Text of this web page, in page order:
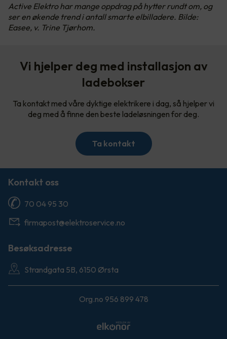
Active Elektro har mange oppdrag på hytter rundt om, og
ser en økende trend i antall smarte elbilladere. Bilde:
Easee, v. Trine Tjørhom.
Vi hjelper deg med installasjon av
ladebokser
Ta kontakt med våre dyktige elektrikere i dag, så hjelper vi
deg med å finne den beste ladeløsningen for deg.
Ta kontakt
Kontakt oss
70 04 95 30
firmapost@elektroservice.no
Besøksadresse
Strandgata 5B, 6150 Ørsta
Org.no 956 899 478